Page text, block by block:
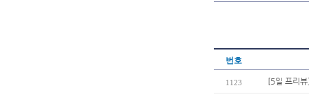
번호
1123 [5일 프리